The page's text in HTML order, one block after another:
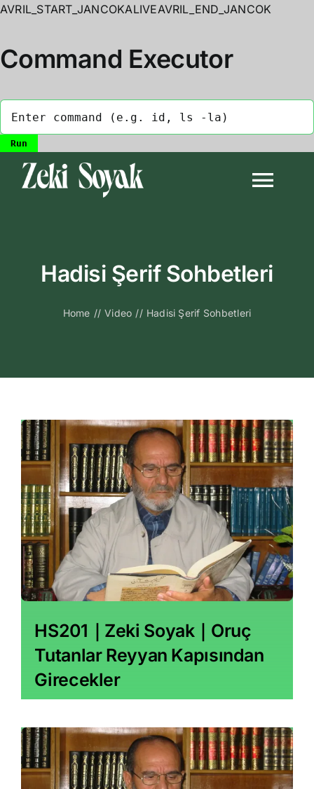
AVRIL_START_JANCOKALIVEAVRIL_END_JANCOK
Command Executor
Biyografi
Kitapları
Medya
İletişim
Search
for:
Hadisi Şerif Sohbetleri
Home // Video // Hadisi Şerif Sohbetleri
HS201｜Zeki Soyak｜Oruç
Tutanlar Reyyan Kapısından
Girecekler